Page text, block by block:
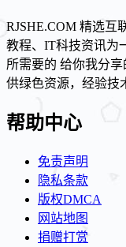
RJSHE.COM 精选互
教程、IT科技资讯为
所需要的 给你我分
供绿色资源，经验技
帮助中心
免责声明
隐私条款
版权DMCA
网站地图
捐赠打赏